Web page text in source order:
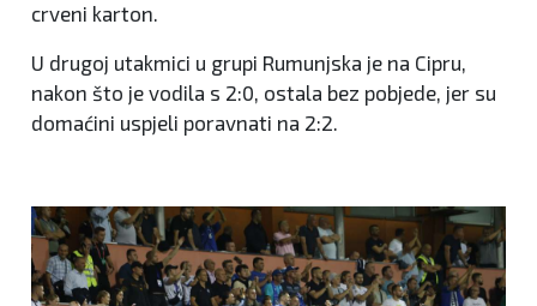
crveni karton.
U drugoj utakmici u grupi Rumunjska je na Cipru,
nakon što je vodila s 2:0, ostala bez pobjede, jer su
domaćini uspjeli poravnati na 2:2.